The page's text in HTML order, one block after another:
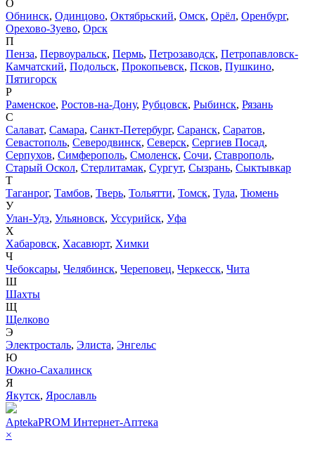
О
Обнинск, Одинцово, Октябрьский, Омск, Орёл, Оренбург,
Орехово-Зуево, Орск
П
Пенза, Первоуральск, Пермь, Петрозаводск, Петропавловск-
Камчатский, Подольск, Прокопьевск, Псков, Пушкино,
Пятигорск
Р
Раменское, Ростов-на-Дону, Рубцовск, Рыбинск, Рязань
С
Салават, Самара, Санкт-Петербург, Саранск, Саратов,
Севастополь, Северодвинск, Северск, Сергиев Посад,
Серпухов, Симферополь, Смоленск, Сочи, Ставрополь,
Старый Оскол, Стерлитамак, Сургут, Сызрань, Сыктывкар
Т
Таганрог, Тамбов, Тверь, Тольятти, Томск, Тула, Тюмень
У
Улан-Удэ, Ульяновск, Уссурийск, Уфа
Х
Хабаровск, Хасавюрт, Химки
Ч
Чебоксары, Челябинск, Череповец, Черкесск, Чита
Ш
Шахты
Щ
Щелково
Э
Электросталь, Элиста, Энгельс
Ю
Южно-Сахалинск
Я
Якутск, Ярославль
AptekaPROM Интернет-Аптека
×